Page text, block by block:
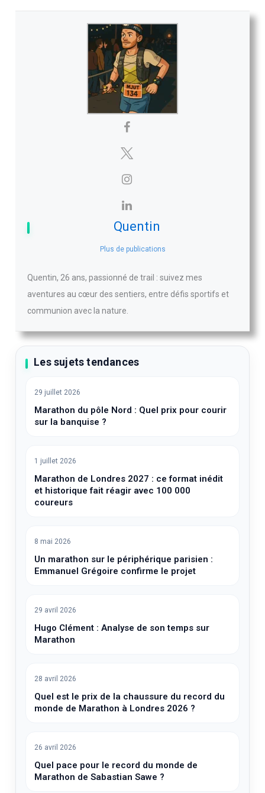
Quentin
Plus de publications
Quentin, 26 ans, passionné de trail : suivez mes
aventures au cœur des sentiers, entre défis sportifs et
communion avec la nature.
Les sujets tendances
29 juillet 2026
Marathon du pôle Nord : Quel prix pour courir
sur la banquise ?
1 juillet 2026
Marathon de Londres 2027 : ce format inédit
et historique fait réagir avec 100 000
coureurs
8 mai 2026
Un marathon sur le périphérique parisien :
Emmanuel Grégoire confirme le projet
29 avril 2026
Hugo Clément : Analyse de son temps sur
Marathon
28 avril 2026
Quel est le prix de la chaussure du record du
monde de Marathon à Londres 2026 ?
26 avril 2026
Quel pace pour le record du monde de
Marathon de Sabastian Sawe ?